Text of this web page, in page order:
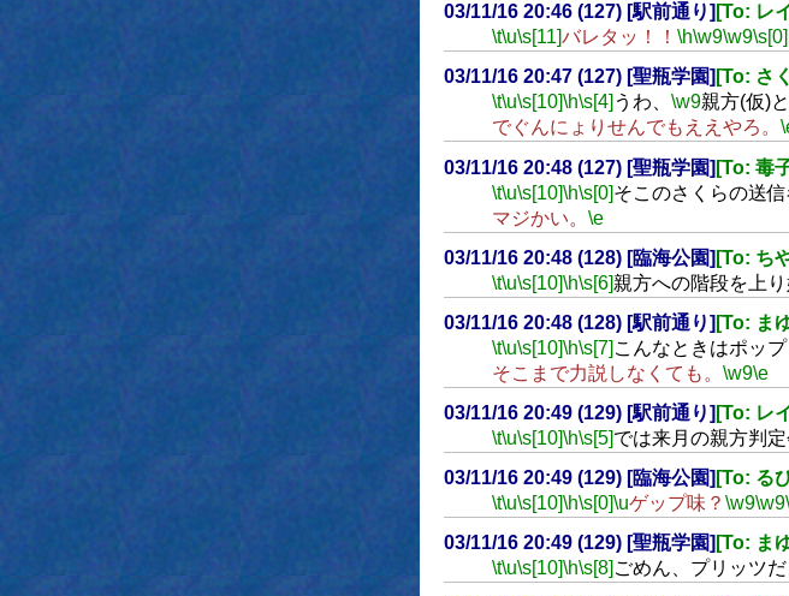
03/11/16 20:46 (127) [駅前通り] [To: レ
\t\u\s[11]バレタッ！！ \h\w9\w9\s[0]
03/11/16 20:47 (127) [聖瓶学園] [To: さ
\t\u\s[10]\h\s[4] うわ、 \w9親方(仮)
でぐんにょりせんでもええやろ。
03/11/16 20:48 (127) [聖瓶学園] [To: 毒
\t\u\s[10]\h\s[0]そこのさくらの送
マジかい。 \e
03/11/16 20:48 (128) [臨海公園] [To: ち
\t\u\s[10]\h\s[6]親方への階段を上
03/11/16 20:48 (128) [駅前通り] [To: ま
\t\u\s[10]\h\s[7] こんなときはポッ
そこまで力説しなくても。 \w9\e
03/11/16 20:49 (129) [駅前通り] [To: レ
\t\u\s[10]\h\s[5]では来月の親方判定
03/11/16 20:49 (129) [臨海公園] [To: る
\t\u\s[10]\h\s[0]\uゲップ味？ \w9\w9
03/11/16 20:49 (129) [聖瓶学園] [To: ま
\t\u\s[10] \h\s[8] ごめん、プリッツだ